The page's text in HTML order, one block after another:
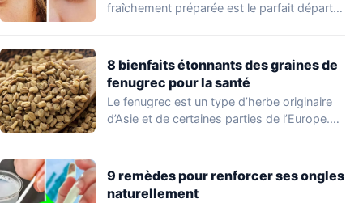
fraîchement préparée est le parfait départ…
8 bienfaits étonnants des graines de
fenugrec pour la santé
Le fenugrec est un type d’herbe originaire
d’Asie et de certaines parties de l’Europe.…
9 remèdes pour renforcer ses ongles
naturellement